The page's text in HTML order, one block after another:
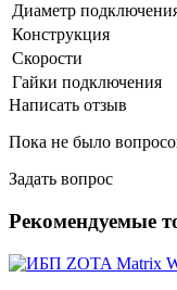
Диаметр
Конструкция
Скорости
Гайки подключения
Написать отзыв
Пока не было
Задать вопрос
Рекомендуемые